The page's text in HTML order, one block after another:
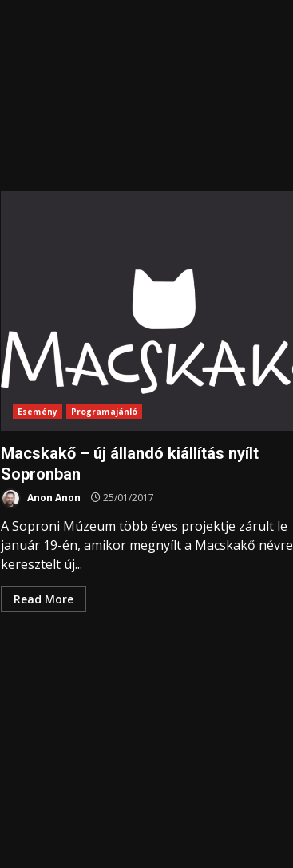
Esemény Programajánló
Macskakő – új állandó kiállítás nyílt
Sopronban
Anon Anon 25/01/2017
A Soproni Múzeum több éves projektje zárult le
január 19-én, amikor megnyílt a Macskakő névre
keresztelt új...
Read More